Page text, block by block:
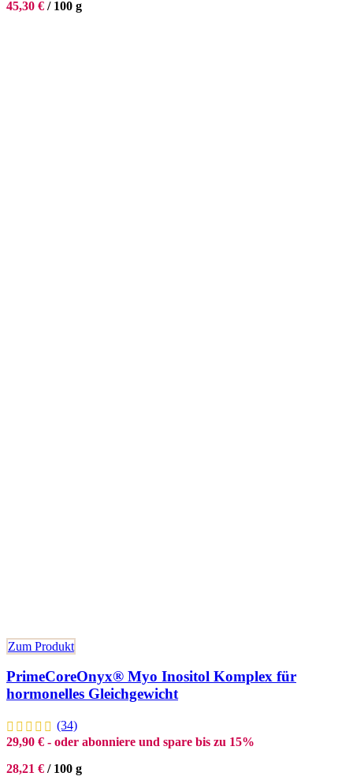
45,30 € / 100 g
Zum Produkt
PrimeCoreOnyx® Myo Inositol Komplex für
hormonelles Gleichgewicht
(34)
29,90 € - oder abonniere und spare bis zu 15%
28,21 € / 100 g